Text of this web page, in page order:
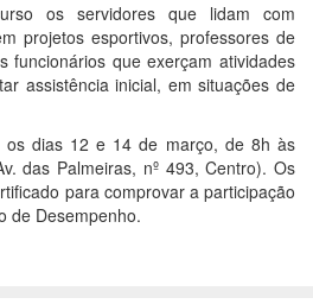
os servidores que lidam com
projetos esportivos, professores de
funcionários que exerçam atividades
assistência inicial, em situações de
os dias 12 e 14 de março, de 8h às
das Palmeiras, nº 493, Centro). Os
para comprovar a participação
de Desempenho.